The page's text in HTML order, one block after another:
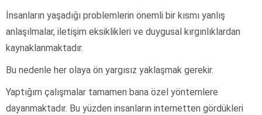
İnsanların yaşadığı problemlerin önemli bir kısmı yanlış
anlaşılmalar, iletişim eksiklikleri ve duygusal kırgınlıklardan
kaynaklanmaktadır.
Bu nedenle her olaya ön yargısız yaklaşmak gerekir.
Yaptığım çalışmalar tamamen bana özel yöntemlere
dayanmaktadır. Bu yüzden insanların internetten gördükleri